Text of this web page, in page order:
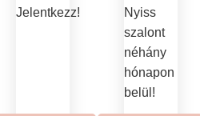
Jelentkezz!
Nyiss
szalont
néhány
hónapon
belül!